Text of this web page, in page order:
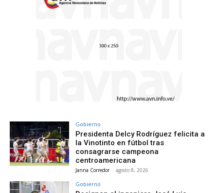
Gobierno
Presidenta Delcy Rodríguez felicita a
la Vinotinto en fútbol tras
consagrarse campeona
centroamericana
Janna Corredor - agosto 8, 2026
Gobierno